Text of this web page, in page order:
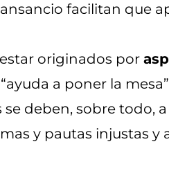
facilitan que
originados por
a poner la
se deben, sobre todo,
y pautas injustas y